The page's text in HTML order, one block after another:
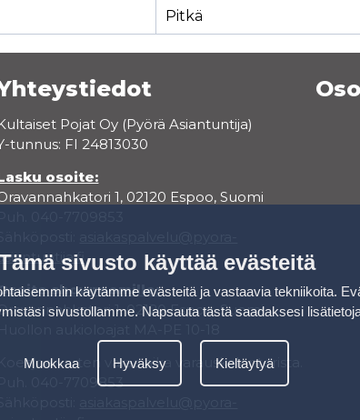
Pitkä
Pojat Oy (Pyörä Asiantuntija)
tunnus: FI 24813030
osoite:
1, 02120 Espoo, Suomi
showroomille:
1, 02120 Espoo, Suomi
Koeajoa varten varaa aika varauskalenterista.
Puh. 040-7709853
sivusto käyttää evästeitä
käytämme evästeitä ja vastaavia tekniikoita.
sivustollamme. Napsauta tästä saadaksesi
Muokkaa Hyväksy Kieltäytyä